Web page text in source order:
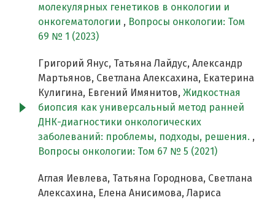
молекулярных генетиков в онкологии и
онкогематологии , Вопросы онкологии: Том
69 № 1 (2023)
Григорий Янус, Татьяна Лайдус, Александр
Мартьянов, Светлана Алексахина, Екатерина
Кулигина, Евгений Имянитов, Жидкостная
биопсия как универсальный метод ранней
ДНК-диагностики онкологических
заболеваний: проблемы, подходы, решения. ,
Вопросы онкологии: Том 67 № 5 (2021)
Аглая Иевлева, Татьяна Городнова, Светлана
Алексахина, Елена Анисимова, Лариса